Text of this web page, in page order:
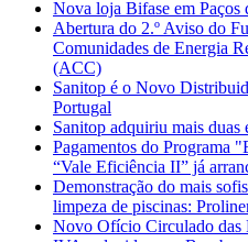
Nova loja Bifase em Paços
Abertura do 2.º Aviso do
Comunidades de Energia
(ACC)
Sanitop é o Novo
Portugal
Sanitop adquiriu mais duas
Pagamentos do Programa
“Vale Eficiência II” já
Demonstração do mais
limpeza de piscinas:
Novo Ofício Circulado das